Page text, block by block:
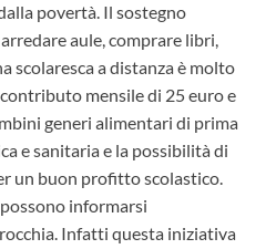
povertà. Il sostegno
aule, comprare libri,
scolaresca a distanza è molto
mensile di 25 euro e
generi alimentari di prima
e sanitaria e la possibilità di
un buon profitto scolastico.
informarsi
Infatti questa iniziativa